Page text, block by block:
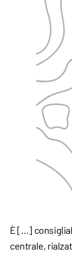
È […]
centrale,